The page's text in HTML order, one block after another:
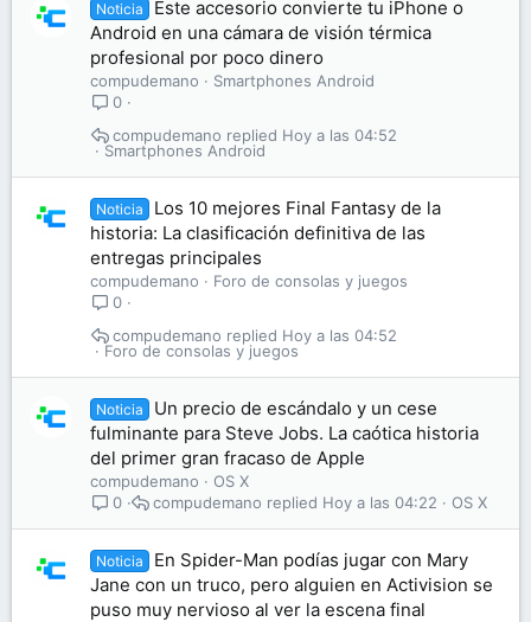
Noticia
Este accesorio convierte tu iPhone o
Android en una cámara de visión térmica
profesional por poco dinero
compudemano
Smartphones Android
0
Smartphones Android
Hoy a las 04:52
compudemano
Noticia
Los 10 mejores Final Fantasy de la
historia: La clasificación definitiva de las
entregas principales
compudemano
Foro de consolas y juegos
0
Foro de consolas y juegos
Hoy a las 04:52
compudemano
Noticia
Un precio de escándalo y un cese
fulminante para Steve Jobs. La caótica historia
del primer gran fracaso de Apple
compudemano
OS X
0
OS X
Hoy a las 04:22
compudemano
Noticia
En Spider-Man podías jugar con Mary
Jane con un truco, pero alguien en Activision se
puso muy nervioso al ver la escena final